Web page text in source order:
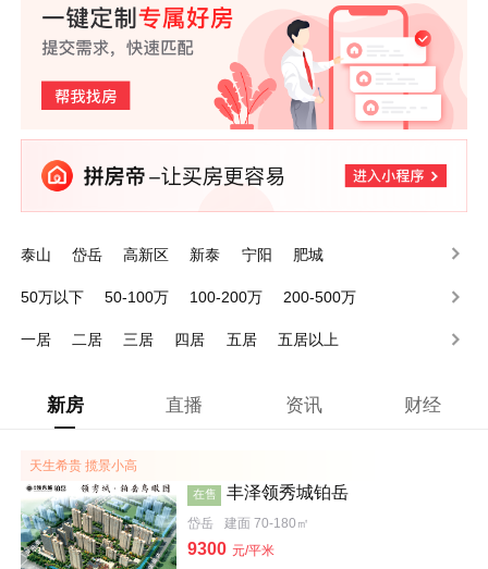
泰山 岱岳 高新区 新泰 宁阳 肥城
50万以下 50-100万 100-200万
200-500万
一居
二居 三居 四居 五居 五居以上
新房 直播 资讯 财经
天生希贵 揽景小高
在售 丰泽领秀城铂岳
岱岳 建面 70-180㎡
9300 元/平米